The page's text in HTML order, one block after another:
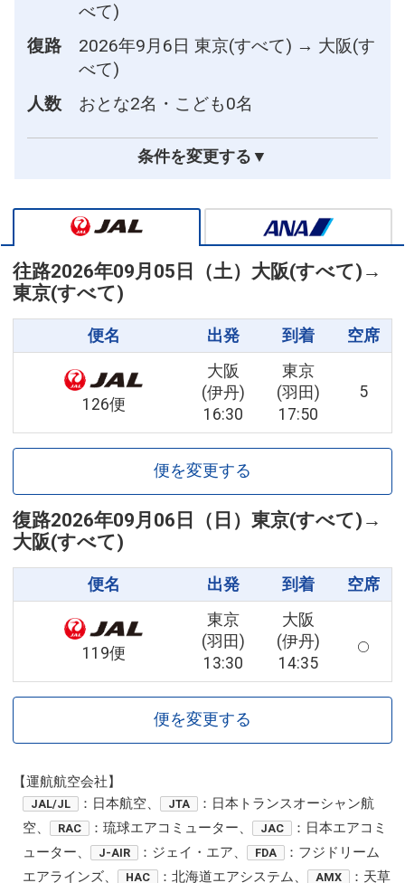
べて)
復路
2026年9月6日 東京(すべて) → 大阪(す
べて)
人数
おとな2名・こども0名
条件を変更する▼
往路2026年09月05日（土） 大阪(すべて) →
東京(すべて)
便名 出発 到着 空席
126便
大阪
(伊丹)
16:30
東京
(羽田)
17:50
5
便を変更する
復路2026年09月06日（日） 東京(すべて) →
大阪(すべて)
便名 出発 到着 空席
119便
東京
(羽田)
13:30
大阪
(伊丹)
14:35
便を変更する
【運航航空会社】
JAL/JL ：日本航空、 JTA
：日本トランスオーシャン航
空、
RAC ：琉球エアコミューター、 JAC
：日本エアコミ
ューター、
J-AIR ：ジェイ・エア、 FDA
：フジドリーム
エアラインズ、
HAC ：北海道エアシステム、 AMX
：天草